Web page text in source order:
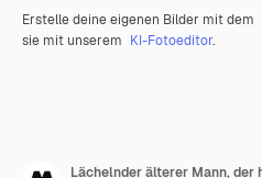
Erstelle deine eigenen Bilder mit dem
sie mit unserem KI-Fotoeditor.
Lächelnder älterer Mann,